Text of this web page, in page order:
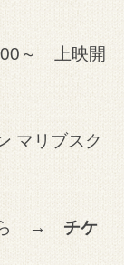
～ 上映開
マリブスク
ら → チケ